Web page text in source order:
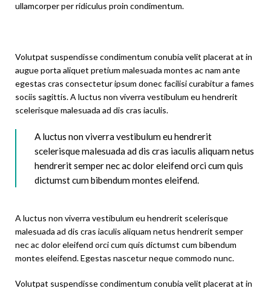
ullamcorper per ridiculus proin condimentum.
Volutpat suspendisse condimentum conubia velit placerat at in
augue porta aliquet pretium malesuada montes ac nam ante
egestas cras consectetur ipsum donec facilisi curabitur a fames
sociis sagittis. A luctus non viverra vestibulum eu hendrerit
scelerisque malesuada ad dis cras iaculis.
A luctus non viverra vestibulum eu hendrerit
scelerisque malesuada ad dis cras iaculis aliquam netus
hendrerit semper nec ac dolor eleifend orci cum quis
dictumst cum bibendum montes eleifend.
A luctus non viverra vestibulum eu hendrerit scelerisque
malesuada ad dis cras iaculis aliquam netus hendrerit semper
nec ac dolor eleifend orci cum quis dictumst cum bibendum
montes eleifend. Egestas nascetur neque commodo nunc.
Volutpat suspendisse condimentum conubia velit placerat at in